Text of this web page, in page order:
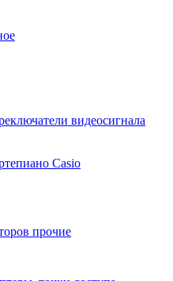
видеосигнала
Casio
прочие